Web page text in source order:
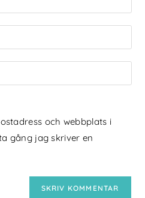
och webbplats i
gång jag skriver en